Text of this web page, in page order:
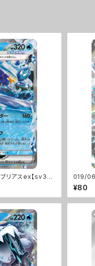
アスex【sv3a】
019/
¥80